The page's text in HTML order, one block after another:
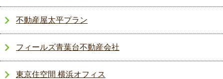
不動産屋太平プラン
フィールズ青葉台不動産会社
東京住空間 横浜オフィス